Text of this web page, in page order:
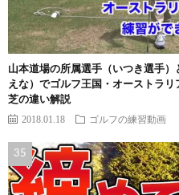
山本道場の所属選手（いつき選手
えな）でゴルフ王国・オーストラリ
芝の違い解説
2018.01.18 ゴルフの練習動画